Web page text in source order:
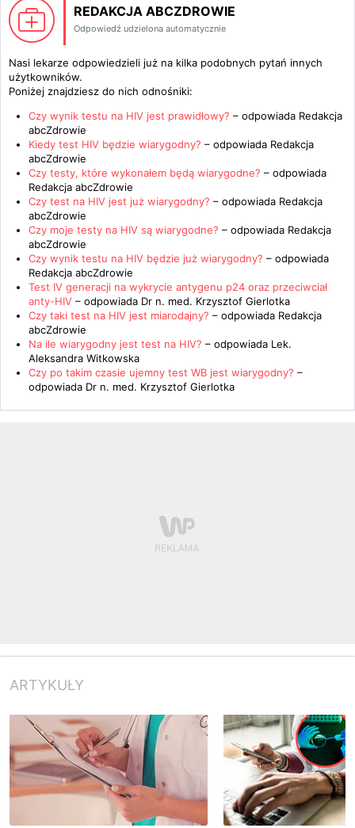
REDAKCJA ABCZDROWIE
Odpowiedź udzielona automatycznie
Nasi lekarze odpowiedzieli już na kilka podobnych pytań innych
użytkowników.
Poniżej znajdziesz do nich odnośniki:
Czy wynik testu na HIV jest prawidłowy? – odpowiada Redakcja
abcZdrowie
Kiedy test HIV będzie wiarygodny? – odpowiada Redakcja
abcZdrowie
Czy testy, które wykonałem będą wiarygodne? – odpowiada
Redakcja abcZdrowie
Czy test na HIV jest już wiarygodny? – odpowiada Redakcja
abcZdrowie
Czy moje testy na HIV są wiarygodne? – odpowiada Redakcja
abcZdrowie
Czy wynik testu na HIV będzie już wiarygodny? – odpowiada
Redakcja abcZdrowie
Test IV generacji na wykrycie antygenu p24 oraz przeciwciał
anty-HIV – odpowiada Dr n. med. Krzysztof Gierlotka
Czy taki test na HIV jest miarodajny? – odpowiada Redakcja
abcZdrowie
Na ile wiarygodny jest test na HIV? – odpowiada Lek.
Aleksandra Witkowska
Czy po takim czasie ujemny test WB jest wiarygodny? –
odpowiada Dr n. med. Krzysztof Gierlotka
ARTYKUŁY